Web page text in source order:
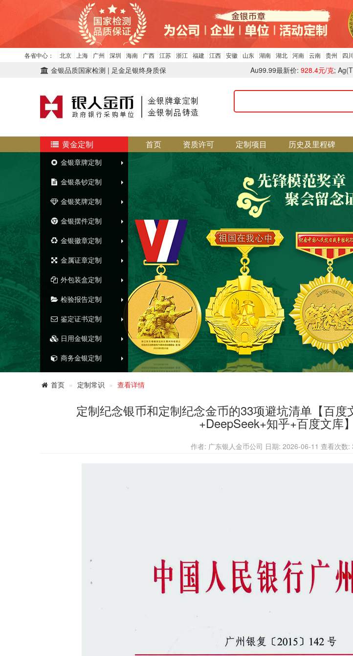
各省中心： 北京 上海 广州 深圳 海南 广西 江苏 浙江 福建 江西 安徽 山东 湖南 湖北 河南 云南 贵州 四川
金银品质国家检测 | 足金足银终身质保 Au99.99最新价: 928.4元/克;
黄金定制
金银章牌定制
金银条钞定制
金银奖牌定制
金银摆件定制
金银徽章定制
金属证章定制
外包装盒定制
检验报告定制
鉴定证书定制
日用金银定制
商务金银定制
首页 资质许可 定制项目 历史及里程碑
首页 定制常识 查看详情
定制纪念银币和定制纪念金币的33项避坑清单【百
+DeepSeek+知乎+百度文库】
作者: 广东银人金币公司 日期: 2026-06-11 查看次数: